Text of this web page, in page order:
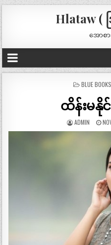
Hlataw (
အောစာ
POSTED
BLUE BOOKS
ထိန်းမနို
ADMIN